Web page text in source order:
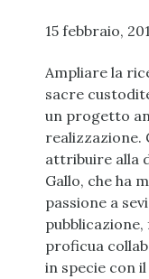
15 febbraio,
Ampliare la
sacre
un progetto
realizzazione.
attribuire alla
Gallo, che ha
passione a
proficua
in specie con